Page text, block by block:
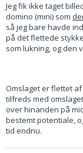
Jeg fik ikke taget
domino (mini) som
så jeg bare havde
på det flettede
som lukning, og den
Omslaget er flettet
tilfreds med
over hinanden på
bestemt potentiale,
tid endnu.